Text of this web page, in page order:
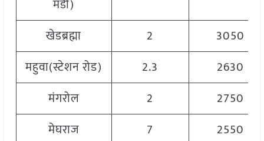
मंडी)
खेडब्रह्मा 2
3050
महुवा(स्टेशन रोड)
2.3
2630
मंगरोल
2
2750
मेघराज
7
2550